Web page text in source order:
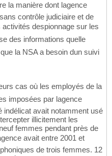
la manière dont lagence
contrôle judiciaire et de
despionnage sur les
des informations quelle
la NSA a besoin dun suivi
cas où les employés de la
imposées par lagence
indélicat avait notamment usé
illicitement les
femmes pendant près de
avait entre 2001 et
de trois femmes. 12